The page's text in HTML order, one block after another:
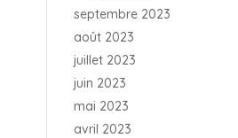
septembre 2023
août 2023
juillet 2023
juin 2023
mai 2023
avril 2023